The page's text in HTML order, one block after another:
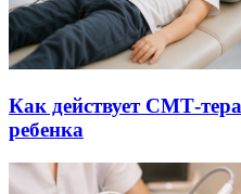
Как действует СМТ-
ребенка